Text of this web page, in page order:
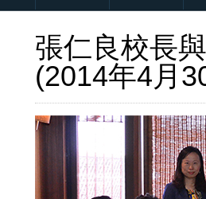
張仁良校長
(2014年4月